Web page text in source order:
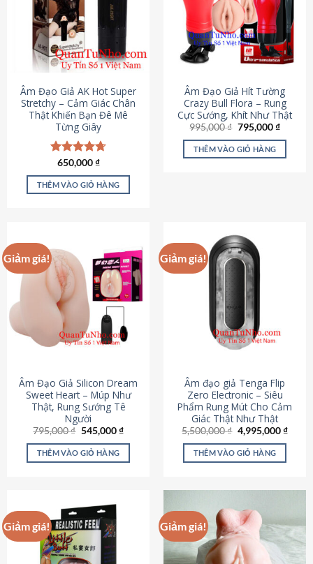
Âm Đạo Giả AK Hot Super
Stretchy – Cảm Giác Chân
Thật Khiến Bạn Đê Mê
Từng Giây
Được xếp
hạng4.75
5 sao
650,000₫
THÊM VÀO GIỎ HÀNG
Âm Đạo Giả Hít Tường
Crazy Bull Flora – Rung
Cực Sướng, Khít Như Thật
995,000₫ Giá
là:
995,000 ₫.
795,000₫Giá
tại
THÊM VÀO GIỎ HÀNG
Giảm giá!
Âm Đạo Giả Silicon Dream
Sweet Heart – Múp Như
Thật, Rung Sướng Tê
Người
795,000₫ Giá
là:
795,000 ₫.
545,000₫Giá
tại
545,000 ₫.
THÊM VÀO GIỎ HÀNG
Giảm giá!
Âm đạo giả Tenga Flip
Zero Electronic – Siêu
Phẩm Rung Mút Cho Cảm
Giác Thật Như Thật
5,500,000₫ Giá
gốc
là:
5,500,000 ₫.
4,995,000₫Giá
THÊM VÀO GIỎ HÀNG
Giảm giá! Giảm giá!